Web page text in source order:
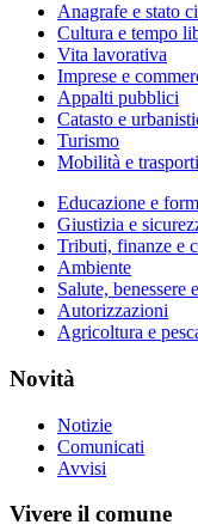
Anagrafe e stato
Cultura e tempo
Vita lavorativa
Imprese e
Appalti pubblici
Catasto e
Turismo
Mobilità e trasporti
Educazione e
Giustizia e
Tributi, finanze e
Ambiente
Salute, benessere
Autorizzazioni
Agricoltura e
Novità
Notizie
Comunicati
Avvisi
Vivere il comune